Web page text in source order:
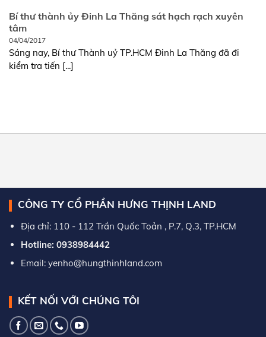
Bí thư thành ủy Đinh La Thăng sát hạch rạch xuyên
tâm
04/04/2017
Sáng nay, Bí thư Thành uỷ TP.HCM Đinh La Thăng đã đi
kiểm tra tiến [...]
CÔNG TY CỔ PHẦN HƯNG THỊNH LAND
Địa chỉ: 110 - 112 Trần Quốc Toản , P.7, Q.3, TP.HCM
Hotline: 0938984442
Email: yenho@hungthinhland.com
KẾT NỐI VỚI CHÚNG TÔI